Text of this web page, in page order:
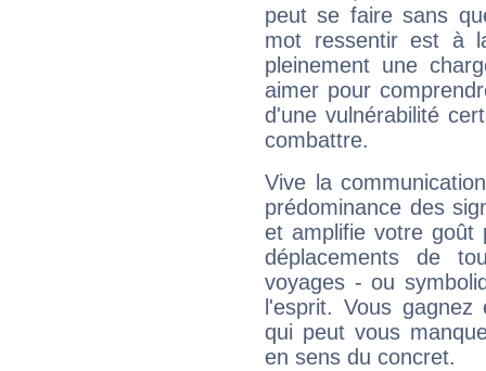
peut se faire sans
mot ressentir est à
pleinement une
aimer pour
d'une vulnérabilité
combattre.
Vive la
prédominance des
et amplifie votre goût
déplacements de
voyages - ou
l'esprit. Vous
qui peut vous
en sens du concret.